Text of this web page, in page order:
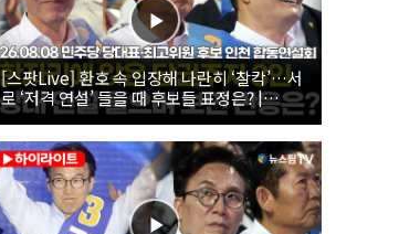
[스팟Live] 환호 속 입장해 나란히 ‘찰칵’…서
로 ‘저격 연설’ 들을 때 후보들 표정은? |
26.08.08 더불어민주당 당대표·최고위원 후
보 인천 합동연설회